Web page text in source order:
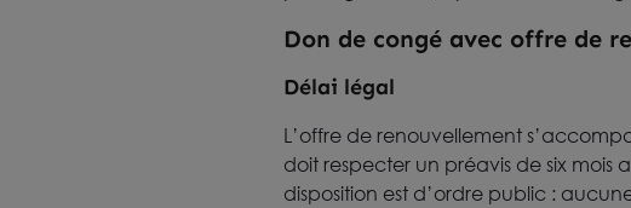
Don de congé avec offre de
Délai légal
L’offre de renouvellement
doit respecter un préavis de six
disposition est d’ordre public :